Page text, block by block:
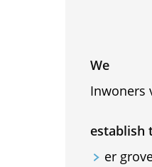
We
Inwoners
establish
er